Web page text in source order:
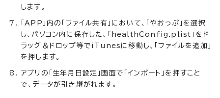
します。
「APP」内の「ファイル共有」において、「やおっぷ」を選択
し、パソコン内に保存した、「healthConfig.plist」をド
ラッグ＆ドロップ等でiTunesに移動し、「ファイルを追加」
を押します。
アプリの「生年月日設定」画面で「インポート」を押すこと
で、データが引き継がれます。